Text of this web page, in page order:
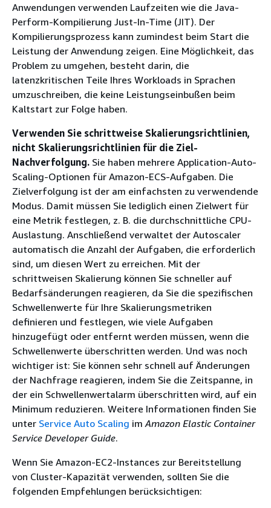
Anwendungen verwenden Laufzeiten wie die Java-
Perform-Kompilierung Just-In-Time (JIT). Der
Kompilierungsprozess kann zumindest beim Start die
Leistung der Anwendung zeigen. Eine Möglichkeit, das
Problem zu umgehen, besteht darin, die
latenzkritischen Teile Ihres Workloads in Sprachen
umzuschreiben, die keine Leistungseinbußen beim
Kaltstart zur Folge haben.
Verwenden Sie schrittweise Skalierungsrichtlinien,
nicht Skalierungsrichtlinien für die Ziel-
Nachverfolgung. Sie haben mehrere Application-Auto-
Scaling-Optionen für Amazon-ECS-Aufgaben. Die
Zielverfolgung ist der am einfachsten zu verwendende
Modus. Damit müssen Sie lediglich einen Zielwert für
eine Metrik festlegen, z. B. die durchschnittliche CPU-
Auslastung. Anschließend verwaltet der Autoscaler
automatisch die Anzahl der Aufgaben, die erforderlich
sind, um diesen Wert zu erreichen. Mit der
schrittweisen Skalierung können Sie schneller auf
Bedarfsänderungen reagieren, da Sie die spezifischen
Schwellenwerte für Ihre Skalierungsmetriken
definieren und festlegen, wie viele Aufgaben
hinzugefügt oder entfernt werden müssen, wenn die
Schwellenwerte überschritten werden. Und was noch
wichtiger ist: Sie können sehr schnell auf Änderungen
der Nachfrage reagieren, indem Sie die Zeitspanne, in
der ein Schwellenwertalarm überschritten wird, auf ein
Minimum reduzieren. Weitere Informationen finden Sie
unter Service Auto Scaling im Amazon Elastic Container
Service Developer Guide.
Wenn Sie Amazon-EC2-Instances zur Bereitstellung
von Cluster-Kapazität verwenden, sollten Sie die
folgenden Empfehlungen berücksichtigen: